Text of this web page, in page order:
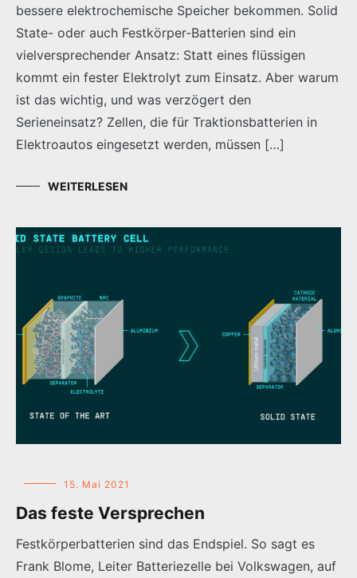
bessere elektrochemische Speicher bekommen. Solid
State- oder auch Festkörper-Batterien sind ein
vielversprechender Ansatz: Statt eines flüssigen
kommt ein fester Elektrolyt zum Einsatz. Aber warum
ist das wichtig, und was verzögert den
Serieneinsatz? Zellen, die für Traktionsbatterien in
Elektroautos eingesetzt werden, müssen […]
WEITERLESEN
15. Mai 2021
Das feste Versprechen
Festkörperbatterien sind das Endspiel. So sagt es
Frank Blome, Leiter Batteriezelle bei Volkswagen, auf